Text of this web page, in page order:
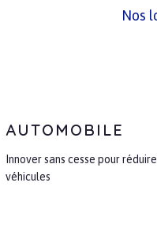
Nos
AUTOMOBILE
Innover sans cesse pour
véhicules